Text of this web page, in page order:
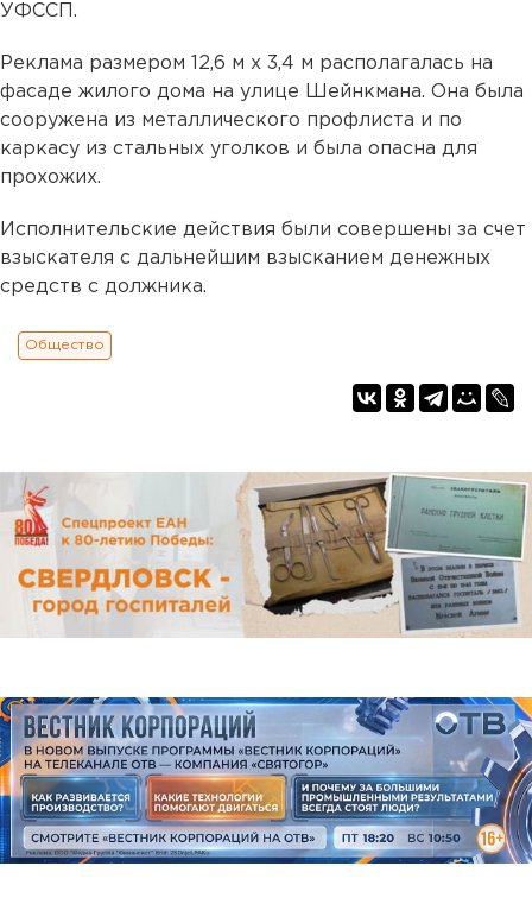
УФССП.
Реклама размером 12,6 м х 3,4 м располагалась на
фасаде жилого дома на улице Шейнкмана. Она была
сооружена из металлического профлиста и по
каркасу из стальных уголков и была опасна для
прохожих.
Исполнительские действия были совершены за счет
взыскателя с дальнейшим взысканием денежных
средств с должника.
Общество